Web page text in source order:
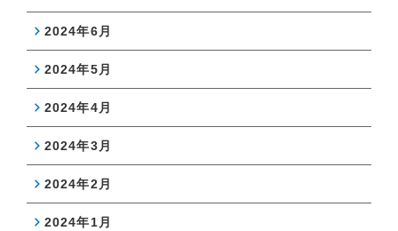
2024年6月
2024年5月
2024年4月
2024年3月
2024年2月
2024年1月